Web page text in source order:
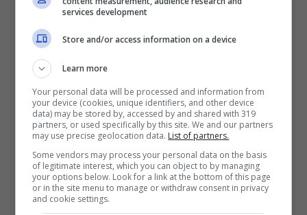
dalla Valtellinadi confine. La vita a Livigno
tra stagioni che scorrono con il passo lungo
della montagna. Le origini a
capoluogo che, come tanti in Italia, tiene
insieme partenze e ritorni. Non conosciamo i
loro progetti, né il motivo del viaggio.
Sappiamo però che una comunità, anzi due,
oggi stringono i ranghi. Le comunità alpine lo
fanno così: poche parole, gesti concreti,
silenzi che abbracciano.
services development
Store and/or access information on a device
Learn more
Your personal data will be processed and information from
your device (cookies, unique identifiers, and other device
data) may be stored by, accessed by and shared with 319
partners, or used specifically by this site. We and our partners
may use precise geolocation data. List of partners.
Some vendors may process your personal data on the basis
of legitimate interest, which you can object to by managing
your options below. Look for a link at the bottom of this page
or in the site menu to manage or withdraw consent in privacy
and cookie settings.